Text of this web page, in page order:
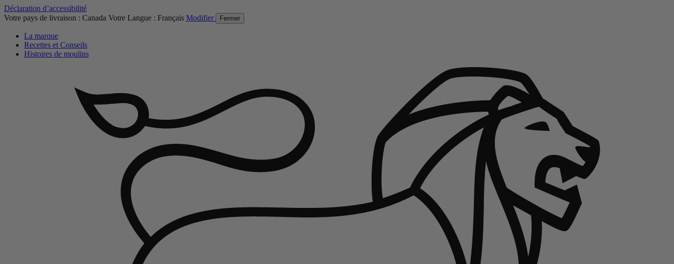
Déclaration d’accessibilité
Votre pays de livraison : Canada Votre Langue : Français Modifier Fermer
La marque
Recettes et Conseils
Histoires de moulins